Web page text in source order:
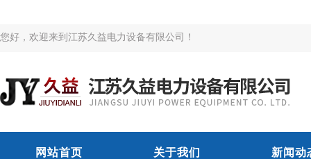
您好，欢迎来到江苏久益电力设备有限公司！
网站首页 关于我们 新闻动